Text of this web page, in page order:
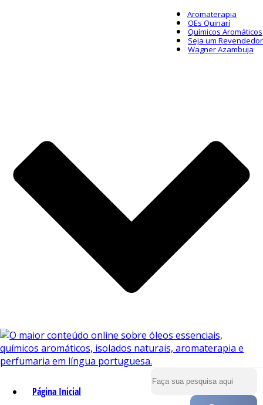
Aromaterapia
OEs Quinarí
Químicos Aromáticos
Seja um Revendedor
Wagner Azambuja
Página Inicial